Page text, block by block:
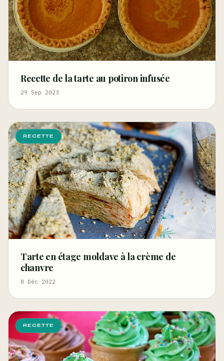
Recette de la tarte au potiron infusée
29 Sep 2023
RECETTE
Tarte en étage moldave à la crème de
chanvre
8 Déc 2022
RECETTE